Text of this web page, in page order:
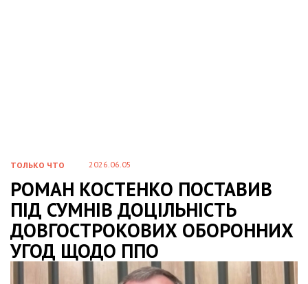
ТОЛЬКО ЧТО 2026.06.05
РОМАН КОСТЕНКО ПОСТАВИВ
ПІД СУМНІВ ДОЦІЛЬНІСТЬ
ДОВГОСТРОКОВИХ ОБОРОННИХ
УГОД ЩОДО ППО